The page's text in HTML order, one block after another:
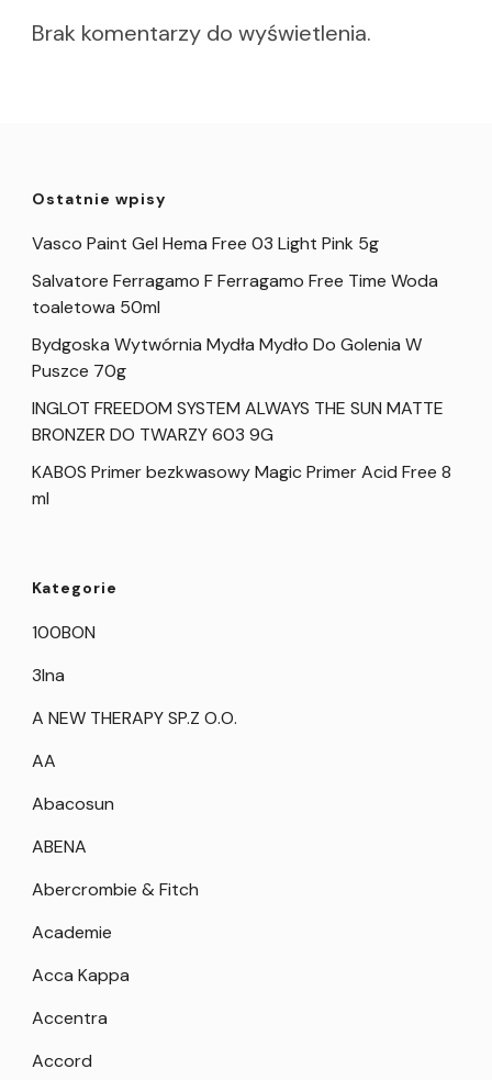
Brak komentarzy do wyświetlenia.
Ostatnie wpisy
Vasco Paint Gel Hema Free 03 Light Pink 5g
Salvatore Ferragamo F Ferragamo Free Time Woda
toaletowa 50ml
Bydgoska Wytwórnia Mydła Mydło Do Golenia W
Puszce 70g
INGLOT FREEDOM SYSTEM ALWAYS THE SUN MATTE
BRONZER DO TWARZY 603 9G
KABOS Primer bezkwasowy Magic Primer Acid Free 8
ml
Kategorie
100BON
3Ina
A NEW THERAPY SP.Z O.O.
AA
Abacosun
ABENA
Abercrombie & Fitch
Academie
Acca Kappa
Accentra
Accord